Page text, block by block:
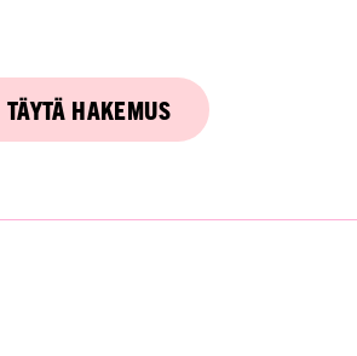
TÄYTÄ HAKEMUS